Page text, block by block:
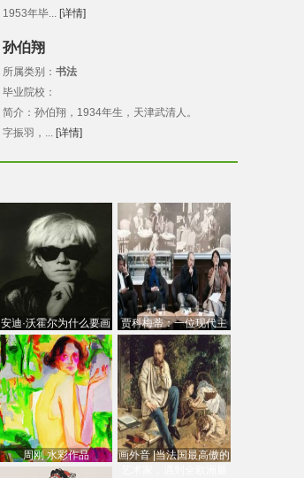
1953年毕... [详情]
孙伯翔
所属类别： 书法
毕业院校：
简介：孙伯翔，1934年生，天津武清人。
字振羽，... [详情]
安迪·沃霍尔为什么要画
芭比
贾科梅蒂：一位现代主
义的“当代”艺术家
周刚 水彩作品
画外音 |当法国最高傲的